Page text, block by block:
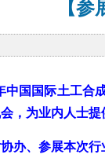
【
国国际土工合
，为业内人士
办、参展本次